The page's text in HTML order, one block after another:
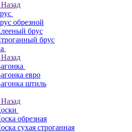
Назад
обрезной
брус
брус
Назад
евро
штиль
Назад
обрезная
сухая строганная